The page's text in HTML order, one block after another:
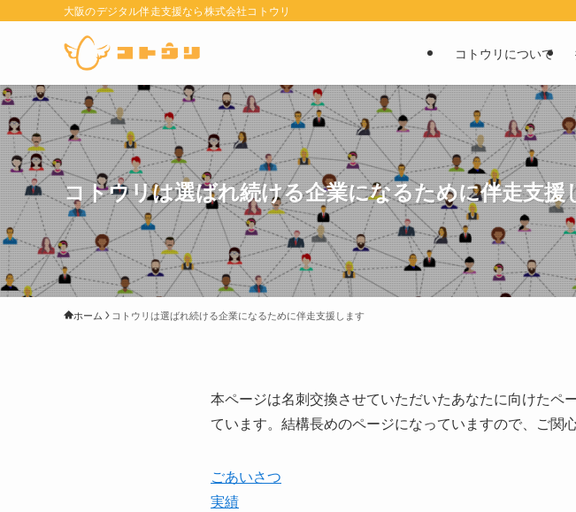
大阪のデジタル伴走支援なら株式会社コトウリ
コトウリについて
コトウリは選ばれ続ける企業になるために伴走支援
ホーム コトウリは選ばれ続ける企業になるために伴走支援します
本ページは名刺交換させていただいたあなたに向けた
ています。結構長めのページになっていますので、ご関
ごあいさつ
実績